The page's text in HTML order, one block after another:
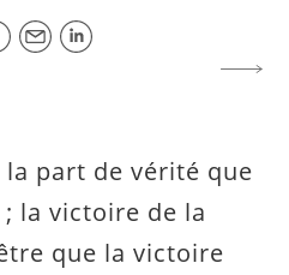
part de vérité que
la victoire de la
que la victoire